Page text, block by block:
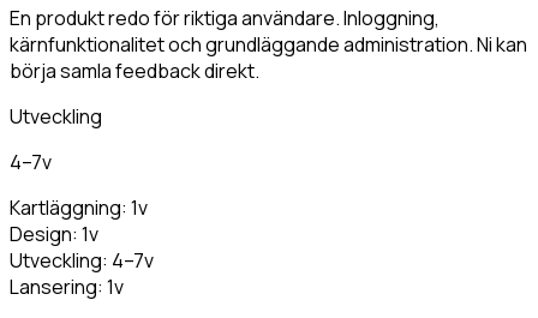
En produkt redo för riktiga användare. Inloggning,
kärnfunktionalitet och grundläggande administration. Ni kan
börja samla feedback direkt.
Utveckling
4–7v
Kartläggning: 1v
Design: 1v
Utveckling: 4–7v
Lansering: 1v